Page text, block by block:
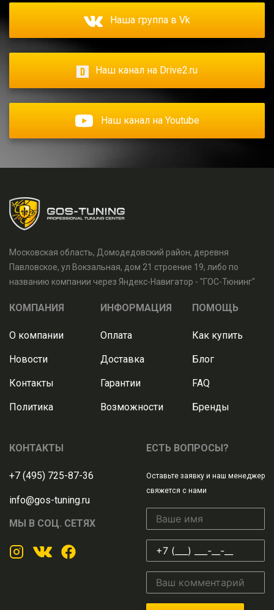
Наша группа в Vk
Наш канал на Drive2.ru
Наш канал на Youtube
Московская область, Домодедовский район, деревня
Павловское, ул Вокзальная, дом 21 строение 19, либо по
названию компании через Яндекс-Навигатор - "ГОС-Тюнинг"
КОМПАНИЯ
О компании
Новости
Контакты
Политика
ИНФОРМАЦИЯ
Оплата
Доставка
Гарантии
Возможности
ПОМОЩЬ
Как купить
Блог
FAQ
Бренды
КОНТАКТЫ
+7 (495) 725-87-36
info@gos-tuning.ru
МЫ В СОЦ. СЕТЯХ
ЕСТЬ ВОПРОСЫ?
Оставьте заявку и наш менеджер
свяжется с нами